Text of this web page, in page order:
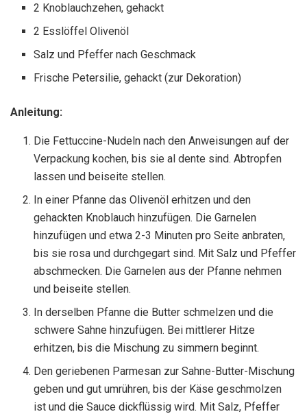
2 Knoblauchzehen, gehackt
2 Esslöffel Olivenöl
Salz und Pfeffer nach Geschmack
Frische Petersilie, gehackt (zur Dekoration)
Anleitung:
Die Fettuccine-Nudeln nach den Anweisungen auf der
Verpackung kochen, bis sie al dente sind. Abtropfen
lassen und beiseite stellen.
In einer Pfanne das Olivenöl erhitzen und den
gehackten Knoblauch hinzufügen. Die Garnelen
hinzufügen und etwa 2-3 Minuten pro Seite anbraten,
bis sie rosa und durchgegart sind. Mit Salz und Pfeffer
abschmecken. Die Garnelen aus der Pfanne nehmen
und beiseite stellen.
In derselben Pfanne die Butter schmelzen und die
schwere Sahne hinzufügen. Bei mittlerer Hitze
erhitzen, bis die Mischung zu simmern beginnt.
Den geriebenen Parmesan zur Sahne-Butter-Mischung
geben und gut umrühren, bis der Käse geschmolzen
ist und die Sauce dickflüssig wird. Mit Salz, Pfeffer